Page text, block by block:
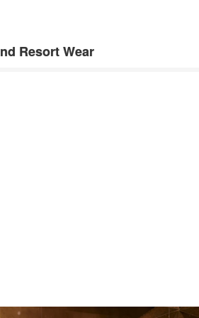
Resort Wear